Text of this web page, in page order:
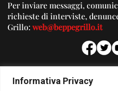
Informativa Privacy
Per inviare messaggi,
richieste di interviste,
Grillo:web@beppegrillo.it
Per la